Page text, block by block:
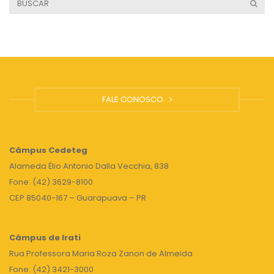
FALE CONOSCO
Câmpus Cedeteg
Alameda Élio Antonio Dalla Vecchia, 838
Fone: (42) 3629-8100
CEP 85040-167 – Guarapuava – PR
Câmpus de Irati
Rua Professora Maria Roza Zanon de Almeida
Fone: (42) 3421-3000